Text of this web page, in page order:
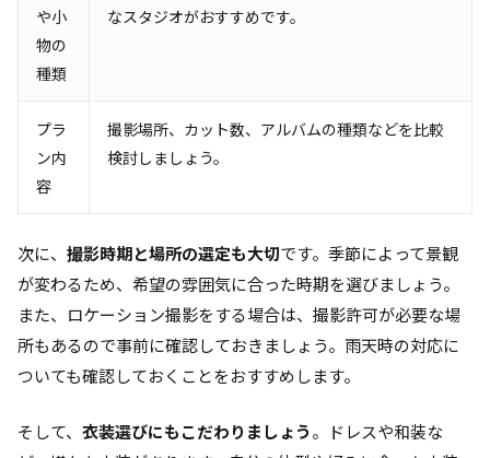
や小
物の
種類
なスタジオがおすすめです。
プラ
ン内
容
撮影場所、カット数、アルバムの種類などを比較
検討しましょう。
次に、 撮影時期と場所の選定も大切です。季節によって景観
が変わるため、希望の雰囲気に合った時期を選びましょう。
また、ロケーション撮影をする場合は、撮影許可が必要な場
所もあるので事前に確認しておきましょう。雨天時の対応に
ついても確認しておくことをおすすめします。
そして、 衣装選びにもこだわりましょう。ドレスや和装な